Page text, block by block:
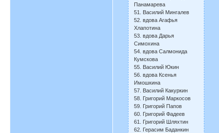
Панамарева
51. Василий Мингалев
52. вдова Агафья
Хлапотина
53. вдова Дарья
Симохина
54. вдова Салмонида
Кумскова
55. Василий Юкин
56. вдова Ксенья
Имошкина
57. Василий Какуркин
58. Григорий Маркосов
59. Григорий Папов
60. Григорий Фадеев
61. Григорий Шляхтин
62. Герасим Баданкин